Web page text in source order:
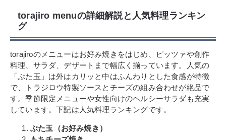
torajiro menuの詳細解説と人気料理ランキン
グ
torajiroのメニューはお好み焼きをはじめ、ピッツァや創作
料理、サラダ、デザートまで幅広く揃っています。人気の
「ぶた玉」は外はカリッと中はふんわりとした食感が特徴
で、トラジロウ特製ソースとチーズの組み合わせが絶品で
す。季節限定メニューや女性向けのヘルシーサラダも充実
しています。下記は人気料理ランキングです。
ぶた玉（お好み焼き）